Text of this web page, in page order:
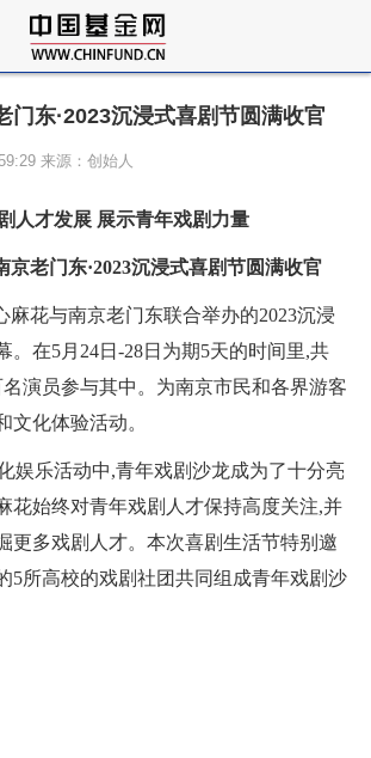
门东·2023沉浸式喜剧节圆满收官
来源：创始人
人才发展 展示青年戏剧力量
京老门东·2023沉浸式喜剧节圆满收官
麻花与南京老门东联合举办的2023沉浸
。在5月24日-28日为期5天的时间里,共
演员参与其中。为南京市民和各界游客
文化体验活动。
娱乐活动中,青年戏剧沙龙成为了十分亮
花始终对青年戏剧人才保持高度关注,并
更多戏剧人才。本次喜剧生活节特别邀
5所高校的戏剧社团共同组成青年戏剧沙